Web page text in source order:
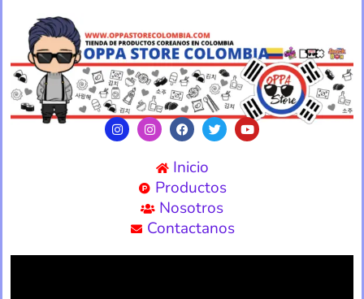
Inicio
Productos
Nosotros
Contactanos